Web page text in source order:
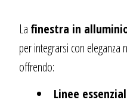
La finestra in
per integrarsi con eleganza
offrendo:
Linee